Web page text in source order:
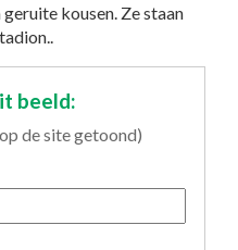
kousen. Ze staan
beeld:
de site getoond)